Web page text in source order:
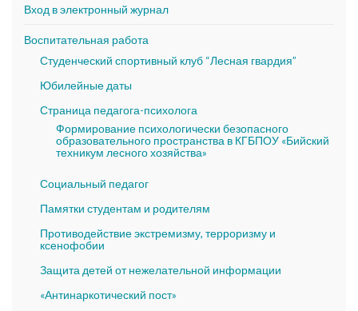
Вход в электронный журнал
Воспитательная работа
Студенческий спортивный клуб “Лесная гвардия”
Юбилейные даты
Страница педагога-психолога
Формирование психологически безопасного
образовательного пространства в КГБПОУ «Бийский
техникум лесного хозяйства»
Социальный педагог
Памятки студентам и родителям
Противодействие экстремизму, терроризму и
ксенофобии
Защита детей от нежелательной информации
«Антинаркотический пост»